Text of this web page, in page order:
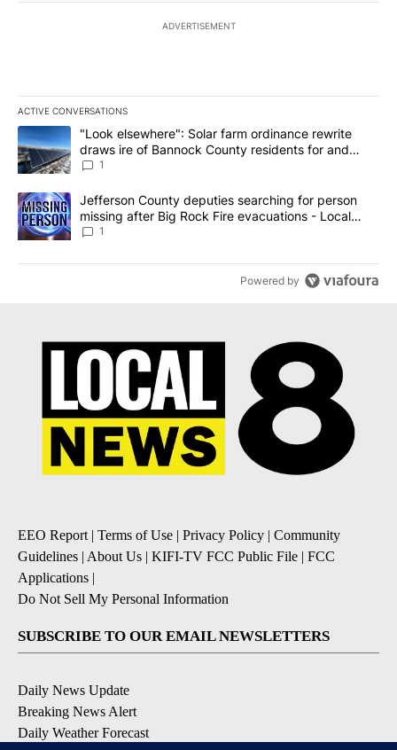
ADVERTISEMENT
ACTIVE CONVERSATIONS
The following is a list of the most commented articles in the last
A trending article titled ""Look elsewhere": Solar farm
"Look elsewhere": Solar farm ordinance rewrite
draws ire of Bannock County residents for and
against the ban - Local News 8
1
A trending article titled "Jefferson County deputies searching
Jefferson County deputies searching for person
missing after Big Rock Fire evacuations - Local
News 8
1
Powered by
EEO Report| Terms of Use | Privacy Policy | Community
Guidelines | About Us | KIFI-TV FCC Public File | FCC
Applications |
Do Not Sell My Personal Information
SUBSCRIBE TO OUR EMAIL NEWSLETTERS
Daily News Update
Breaking News Alert
Daily Weather Forecast